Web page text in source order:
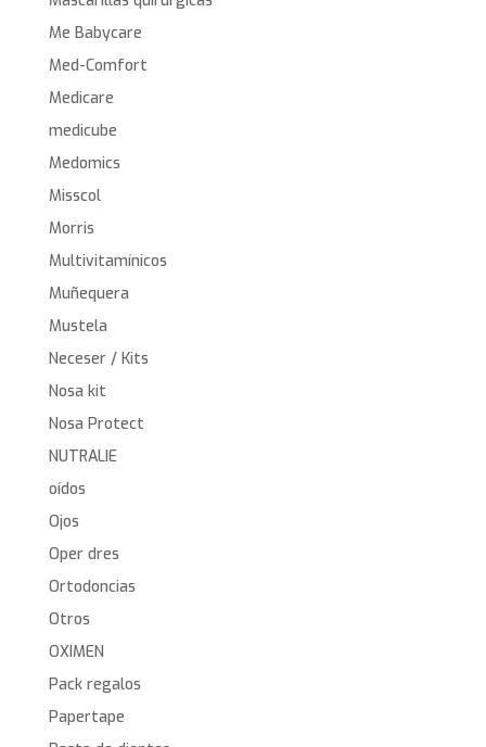
Me Babycare
Med-Comfort
Medicare
medicube
Medomics
Misscol
Morris
Multivitamínicos
Muñequera
Mustela
Neceser / Kits
Nosa kit
Nosa Protect
NUTRALIE
oídos
Ojos
Oper dres
Ortodoncias
Otros
OXIMEN
Pack regalos
Papertape